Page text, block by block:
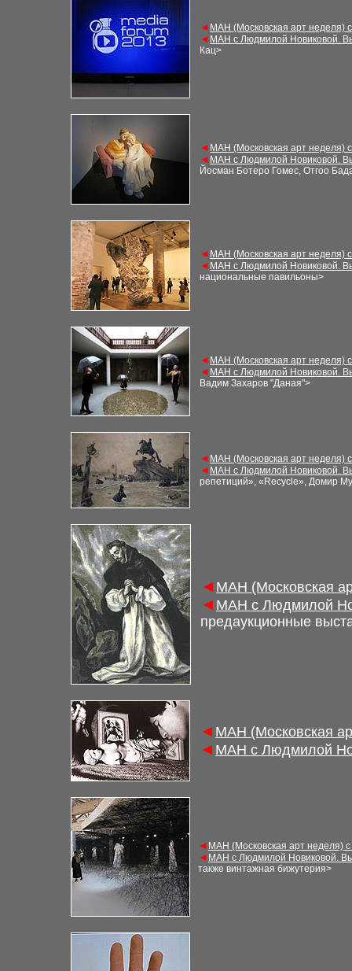
◄ МАН (Московская арт неделя)
◄ МАН с Людмилой Новиковой.
Кац>
◄ МАН (Московская арт неделя)
◄ МАН с Людмилой Новиковой.
Йосман Ботеро Гомес, Отгоо
◄ МАН (Московская арт неделя)
◄ МАН с Людмилой Новиковой.
национальные павильоны>
◄ МАН (Московская арт неделя)
◄ МАН с Людмилой Новиковой.
Вадим Захаров "Даная">
◄ МАН (Московская арт неделя)
◄ МАН с Людмилой Новиковой.
репетиций», «Recycle», Домир
◄ МАН (Московская
◄ МАН с Людмилой
предаукционные
◄ МАН (Московская
◄ МАН с Людмилой
◄ МАН (Московская арт неделя)
◄ МАН с Людмилой Новиковой.
также винтажная бижутерия>